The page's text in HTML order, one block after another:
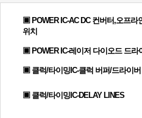
▣ POWER IC-AC DC 컨버터,오프라
위치
▣ POWER IC-레이저 다이오드 드라
▣ 클럭/타이밍IC-클럭 버퍼/드라이버
▣ 클럭/타이밍IC-DELAY LINES